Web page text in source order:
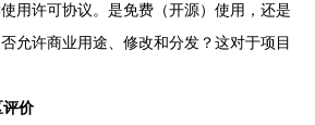
使用许可协议。是免费（开源）使用，还是
允许商业用途、修改和分发？这对于项目
评价